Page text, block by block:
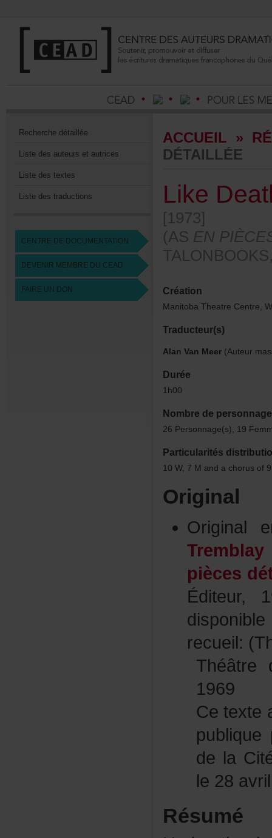
Recherchedétaillée
Listedesauteursetautrices
Listedestextes
Listedestraductions
CENTREDEDOCUMENTATION
DEVENIRMEMBREDUCEAD
FAIREUNDON
ACCUEIL »
DÉTAILLÉE
[1973]
(AS
Création
Traducteur(s)
AlanVanMeer
Durée
1h00
Original
Tremblay
1969
Résumé